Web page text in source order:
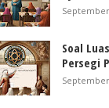
Soal
Persegi